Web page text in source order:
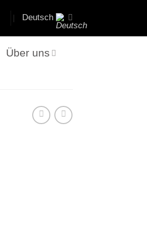
Deutsch
Über uns